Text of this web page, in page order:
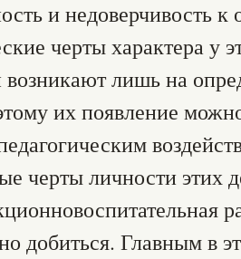
и недоверчивость
черты характера у
лишь на
их появление
черты личности этих
добиться. Главным в